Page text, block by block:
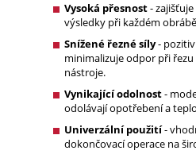
Vysoká přesnost-
výsledky při každém
Snížené řezné síly-
minimalizuje odpor při
nástroje.
Vynikající odolnost-
odolávají opotřebení a
Univerzální použití-
dokončovací operace na